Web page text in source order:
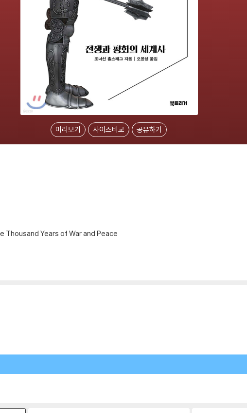
미리보기 사이즈비교 공유하기
Thousand Years of War and Peace